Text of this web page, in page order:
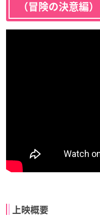
（冒険の決意編）
上映概要